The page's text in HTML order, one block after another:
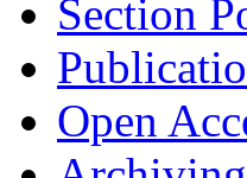
Section
Open